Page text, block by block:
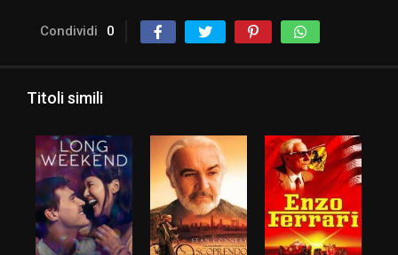
Condividi 0
Titoli simili